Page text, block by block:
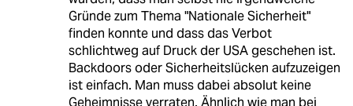
Gründe zum Thema "Nationale Sicherheit"
finden konnte und dass das Verbot
schlichtweg auf Druck der USA geschehen ist.
Backdoors oder Sicherheitslücken aufzuzeigen
ist einfach. Man muss dabei absolut keine
Geheimnisse verraten. Ähnlich wie man bei